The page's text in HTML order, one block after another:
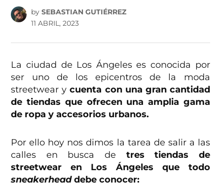
by SEBASTIAN GUTIÉRREZ
11 ABRIL, 2023
La ciudad de Los Ángeles es conocida por
ser uno de los epicentros de la moda
streetwear ycuenta con una gran cantidad
de tiendas que ofrecen una amplia gama
de ropa y accesorios urbanos.
Por ello hoy nos dimos la tarea de salir a las
calles en busca de tres tiendas de
streetwear en Los Ángeles que todo
sneakerheaddebe conocer: